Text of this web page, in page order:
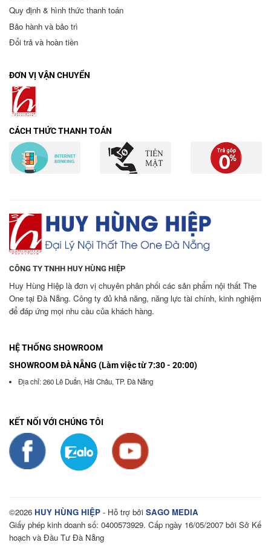
Quy định & hình thức thanh toán
Bảo hành và bảo trì
Đổi trả và hoàn tiền
ĐƠN VỊ VẬN CHUYỂN
CÁCH THỨC THANH TOÁN
CÔNG TY TNHH HUY HÙNG HIỆP
Huy Hùng Hiệp là đơn vị chuyên phân phối các sản phẩm nội thất The
One tại Đà Nẵng. Công ty đủ khả năng, năng lực tài chính, kinh nghiệm
để đáp ứng mọi nhu cầu của khách hàng.
HỆ THỐNG SHOWROOM
SHOWROOM ĐÀ NẴNG (Làm việc từ 7:30 - 20:00)
Địa chỉ: 260 Lê Duẩn, Hải Châu, TP. Đà Nẵng
KẾT NỐI VỚI CHÚNG TÔI
©2026 HUY HÙNG HIỆP - Hỗ trợ bởi SAGO MEDIA
Giấy phép kinh doanh số: 0400573929. Cấp ngày 16/05/2007 bởi Sở Kế
hoạch và Đầu Tư Đà Nẵng